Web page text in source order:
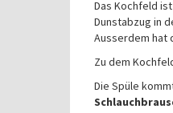
Das Kochfeld
Dunstabzug in
Ausserdem hat
Zu dem
Die Spüle